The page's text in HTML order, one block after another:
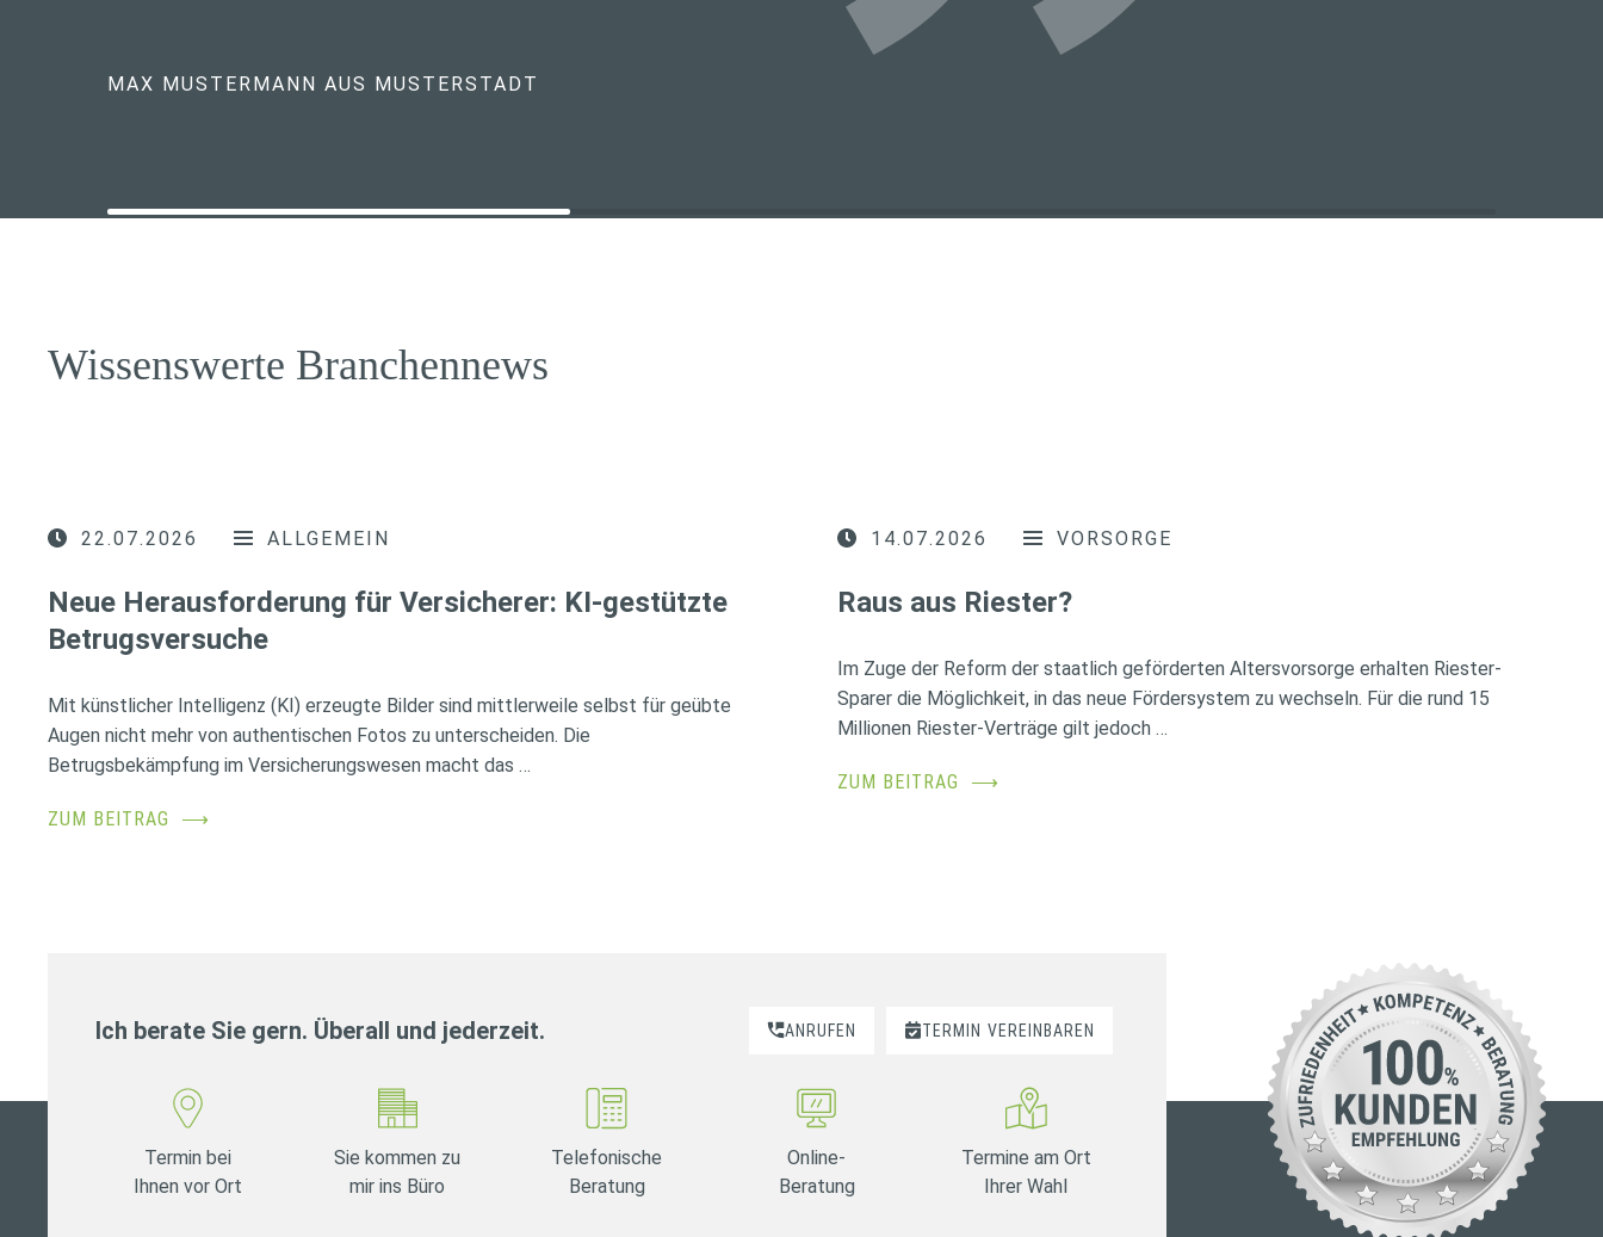
MAX MUSTERMANN AUS MUSTERSTADT
Wissenswerte Branchennews
22.07.2026 ALLGEMEIN
Neue Herausforderung für Versicherer: KI-gestützte
Betrugsversuche
Mit künstlicher Intelligenz (KI) erzeugte Bilder sind mittlerweile selbst für geübte
Augen nicht mehr von authentischen Fotos zu unterscheiden. Die
Betrugsbekämpfung im Versicherungswesen macht das …
ZUM BEITRAG ⟶
14.07.2026 VORSORGE
Raus aus Riester?
Im Zuge der Reform der staatlich geförderten Altersvorsorge erhalten Riester-
Sparer die Möglichkeit, in das neue Fördersystem zu wechseln. Für die rund 15
Millionen Riester-Verträge gilt jedoch …
ZUM BEITRAG ⟶
Ich berate Sie gern. Überall und jederzeit. ANRUFEN TERMIN VEREINBAREN
Termin bei
Ihnen vor Ort
Sie kommen zu
mir ins Büro
Telefonische
Beratung
Online-
Beratung
Termine am Ort
Ihrer Wahl